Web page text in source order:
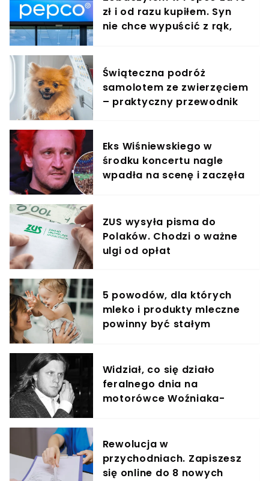
zł i od razu kupiłem. Syn
nie chce wypuścić z rąk,
Świąteczna podróż
samolotem ze zwierzęciem
– praktyczny przewodnik
Eks Wiśniewskiego w
środku koncertu nagle
wpadła na scenę i zaczęła
ZUS wysyła pisma do
Polaków. Chodzi o ważne
ulgi od opłat
5 powodów, dla których
mleko i produkty mleczne
powinny być stałym
Widział, co się działo
feralnego dnia na
motorówce Woźniaka-
Rewolucja w
przychodniach. Zapiszesz
się online do 8 nowych